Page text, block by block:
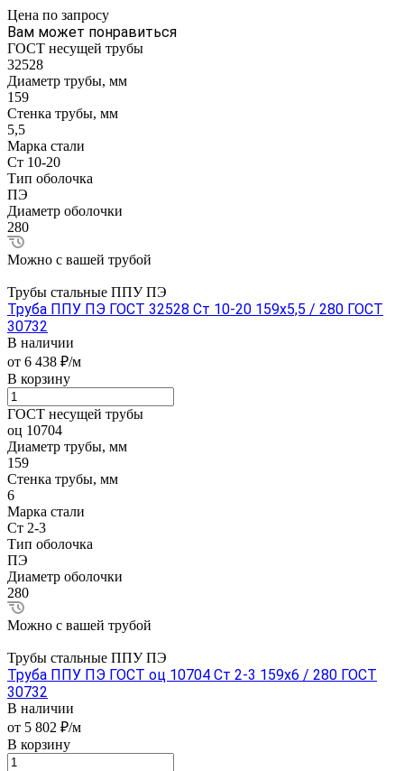
Цена по запросу
Вам может понравиться
ГОСТ несущей трубы
32528
Диаметр трубы, мм
159
Стенка трубы, мм
5,5
Марка стали
Ст 10-20
Тип оболочка
ПЭ
Диаметр оболочки
280
Можно с вашей трубой
Трубы стальные ППУ ПЭ
Труба ППУ ПЭ ГОСТ 32528 Ст 10-20 159x5,5 / 280 ГОСТ
30732
В наличии
от 6 438 ₽/м
В корзину
ГОСТ несущей трубы
оц 10704
Диаметр трубы, мм
159
Стенка трубы, мм
6
Марка стали
Ст 2-3
Тип оболочка
ПЭ
Диаметр оболочки
280
Можно с вашей трубой
Трубы стальные ППУ ПЭ
Труба ППУ ПЭ ГОСТ оц 10704 Ст 2-3 159x6 / 280 ГОСТ
30732
В наличии
от 5 802 ₽/м
В корзину